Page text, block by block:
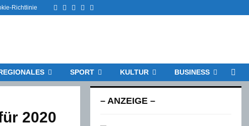
Richtlinie Facebook
TwitterInstagram
Email
SPORT KULTUR BUSINESS
2020
– ANZEIGE –